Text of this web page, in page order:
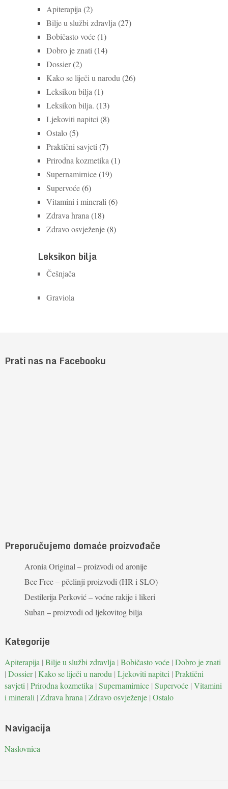
Apiterapija (2)
Bilje u službi zdravlja (27)
Bobičasto voće(1)
Dobro je znati (14)
Dossier(2)
Kako se liječi u narodu (26)
Leksikon bilja (1)
Leksikon bilja. (13)
Ljekoviti napitci (8)
Ostalo(5)
Praktični savjeti (7)
Prirodna kozmetika (1)
Supernamirnice(19)
Supervoće(6)
Vitamini i minerali (6)
Zdrava hrana (18)
Zdravo osvježenje(8)
Leksikon bilja
Češnjača
Graviola
Prati nas na Facebooku
Preporučujemo domaće proizvođače
Aronia Original – proizvodi od aronije
Bee Free – pčelinji proizvodi (HR i SLO)
Destilerija Perković – voćne rakije i likeri
Suban – proizvodi od ljekovitog bilja
Kategorije
Apiterapija | Bilje u službi zdravlja | Bobičasto voće| Dobro je znati
| Dossier| Kako se liječi u narodu | Ljekoviti napitci | Praktični
savjeti | Prirodna kozmetika | Supernamirnice| Supervoće| Vitamini
i minerali | Zdrava hrana | Zdravo osvježenje| Ostalo
Navigacija
Naslovnica